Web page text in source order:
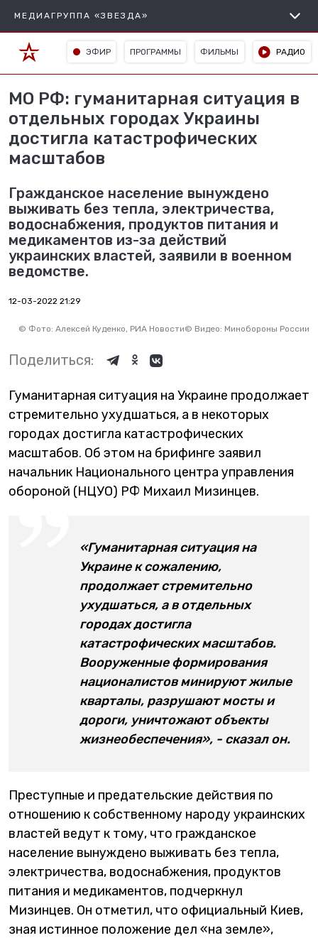
МЕДИАГРУППА «ЗВЕЗДА»
ЭФИР ПРОГРАММЫ ФИЛЬМЫ РАДИО
МО РФ: гуманитарная ситуация в
отдельных городах Украины
достигла катастрофических
масштабов
Гражданское население вынуждено
выживать без тепла, электричества,
водоснабжения, продуктов питания и
медикаментов из-за действий
украинских властей, заявили в военном
ведомстве.
12-03-2022 21:29
© Фото: Алексей Куденко, РИА Новости© Видео: Минобороны России
Поделиться:
Гуманитарная ситуация на Украине продолжает
стремительно ухудшаться, а в некоторых
городах достигла катастрофических
масштабов. Об этом на брифинге заявил
начальник Национального центра управления
обороной (НЦУО) РФ Михаил Мизинцев.
«Гуманитарная ситуация на
Украине к сожалению,
продолжает стремительно
ухудшаться, а в отдельных
городах достигла
катастрофических масштабов.
Вооруженные формирования
националистов минируют жилые
кварталы, разрушают мосты и
дороги, уничтожают объекты
жизнеобеспечения», - сказал он.
Преступные и предательские действия по
отношению к собственному народу украинских
властей ведут к тому, что гражданское
население вынуждено выживать без тепла,
электричества, водоснабжения, продуктов
питания и медикаментов, подчеркнул
Мизинцев. Он отметил, что официальный Киев,
зная истинное положение дел «на земле»,